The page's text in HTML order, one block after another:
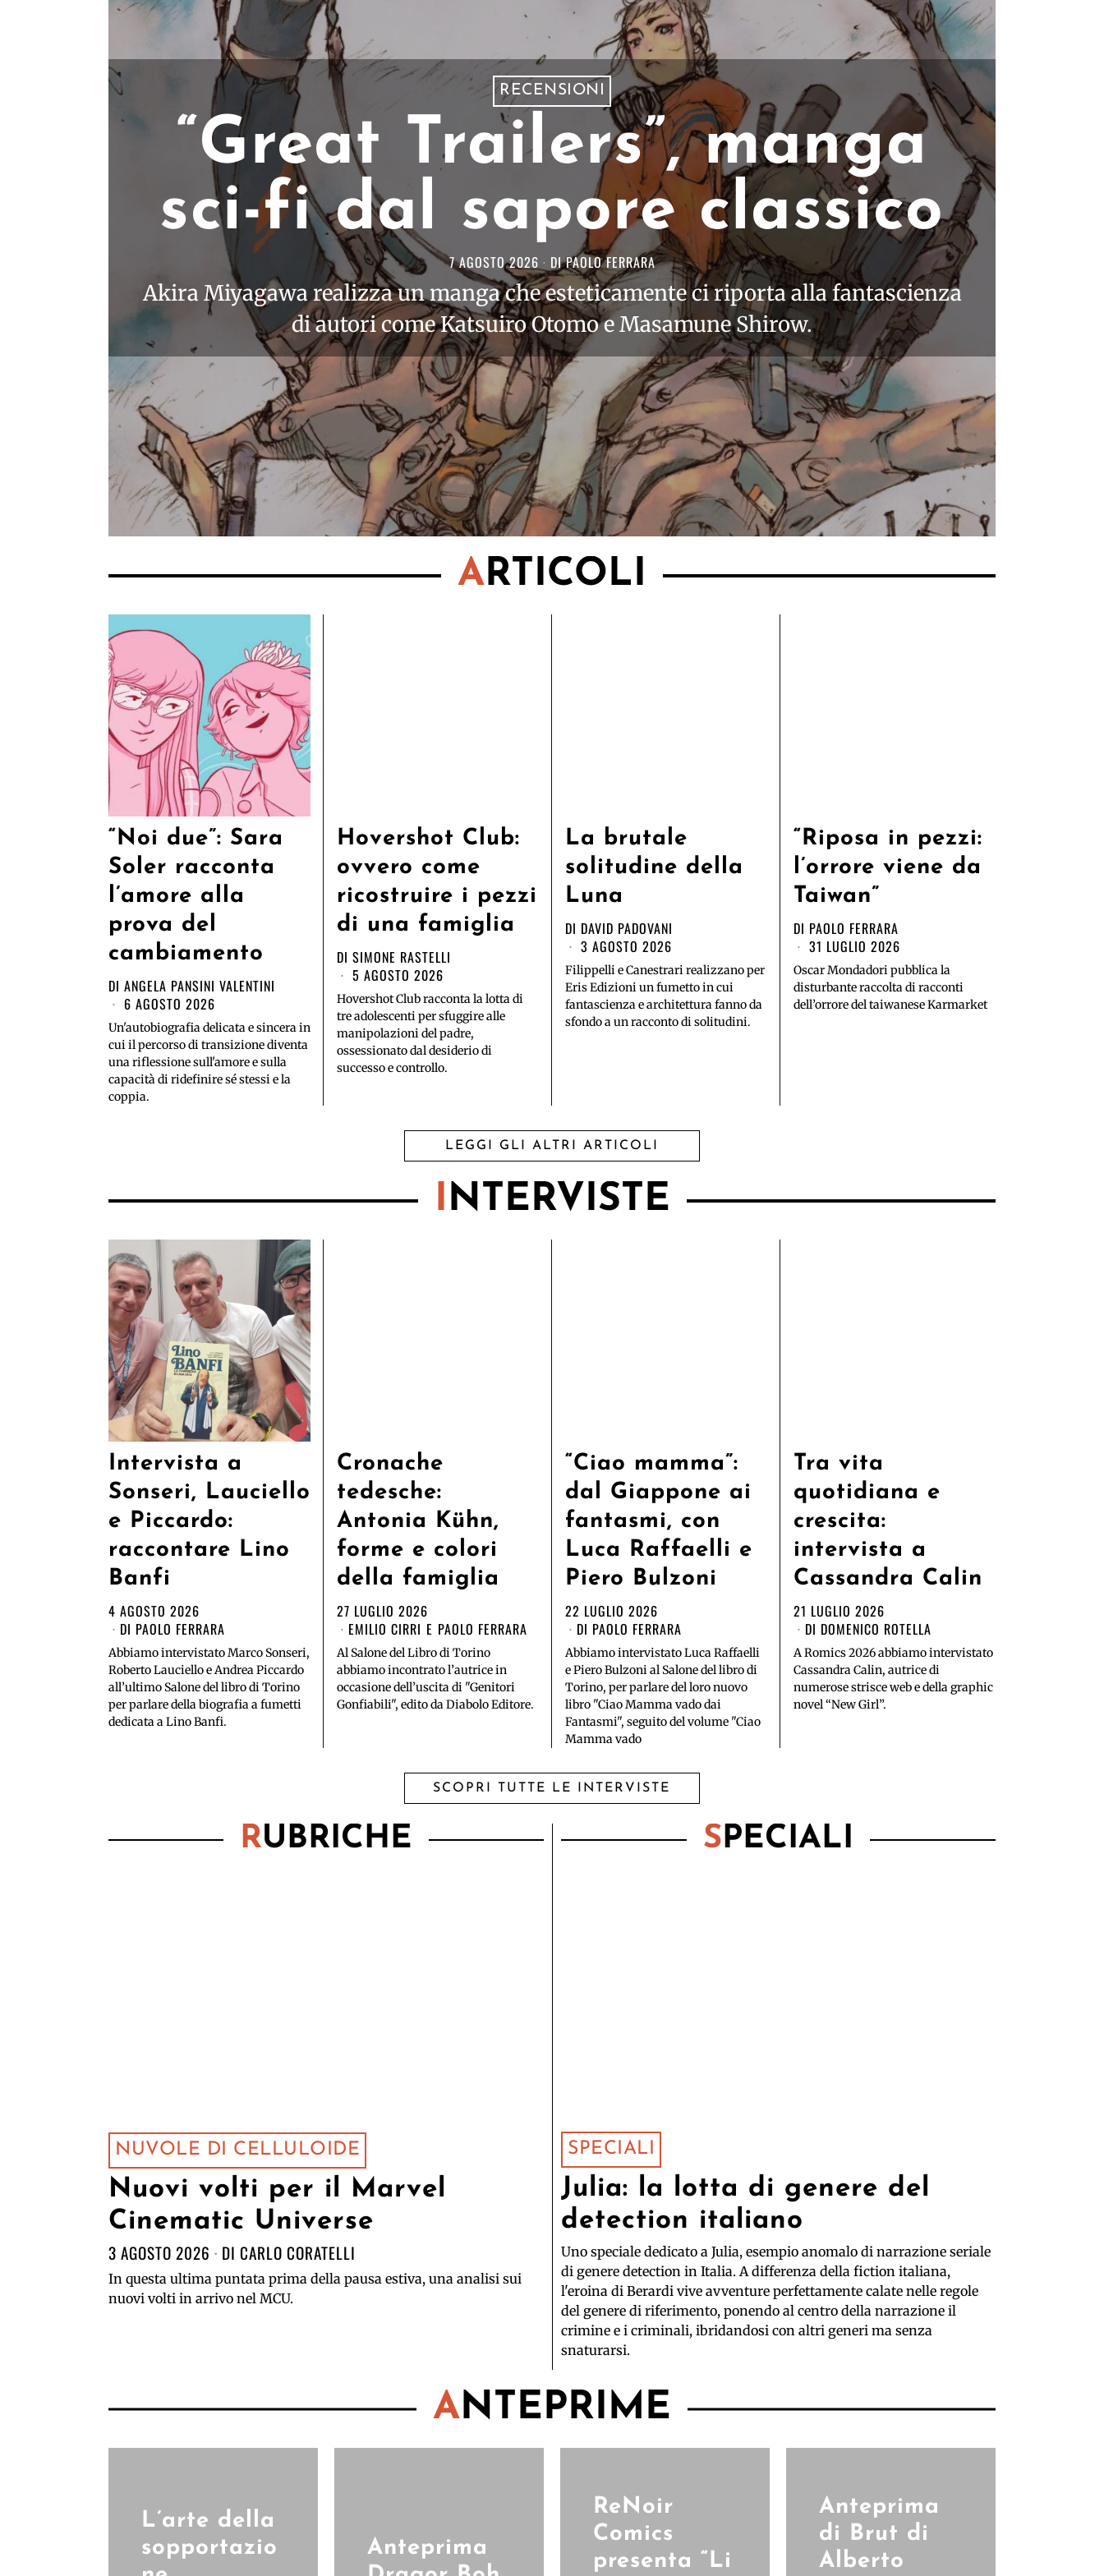
RECENSIONI
“Great Trailers”, manga
sci-fi dal sapore classico
7 AGOSTO 2026 DIPAOLO FERRARA
Akira Miyagawa realizza un manga che esteticamente ci riporta alla fantascienza
di autori come Katsuiro Otomo e Masamune Shirow.
ARTICOLI
“Noi due”: Sara
Soler racconta
l’amore alla
prova del
cambiamento
DI ANGELA PANSINI VALENTINI
6 AGOSTO 2026
Un'autobiografia delicata e sincera in
cui il percorso di transizione diventa
una riflessione sull'amore e sulla
capacità di ridefinire sé stessi e la
coppia.
Hovershot Club:
ovvero come
ricostruire i pezzi
di una famiglia
DI SIMONE RASTELLI
5 AGOSTO 2026
Hovershot Club racconta la lotta di
tre adolescenti per sfuggire alle
manipolazioni del padre,
ossessionato dal desiderio di
successo e controllo.
La brutale
solitudine della
Luna
DI DAVID PADOVANI
3 AGOSTO 2026
Filippelli e Canestrari realizzano per
Eris Edizioni un fumetto in cui
fantascienza e architettura fanno da
sfondo a un racconto di solitudini.
“Riposa in pezzi:
l’orrore viene da
Taiwan”
DI PAOLO FERRARA
31 LUGLIO 2026
Oscar Mondadori pubblica la
disturbante raccolta di racconti
dell’orrore del taiwanese Karmarket
LEGGI GLI ALTRI ARTICOLI
INTERVISTE
Intervista a
Sonseri, Lauciello
e Piccardo:
raccontare Lino
Banfi
4 AGOSTO 2026
DI PAOLO FERRARA
Abbiamo intervistato Marco Sonseri,
Roberto Lauciello e Andrea Piccardo
all’ultimo Salone del libro di Torino
per parlare della biografia a fumetti
dedicata a Lino Banfi.
Cronache
tedesche:
Antonia Kühn,
forme e colori
della famiglia
27 LUGLIO 2026
EMILIO CIRRI E PAOLO FERRARA
Al Salone del Libro di Torino
abbiamo incontrato l’autrice in
occasione dell’uscita di "Genitori
Gonfiabili", edito da Diabolo Editore.
“Ciao mamma”:
dal Giappone ai
fantasmi, con
Luca Raffaelli e
Piero Bulzoni
22 LUGLIO 2026
DI PAOLO FERRARA
Abbiamo intervistato Luca Raffaelli
e Piero Bulzoni al Salone del libro di
Torino, per parlare del loro nuovo
libro "Ciao Mamma vado dai
Fantasmi", seguito del volume "Ciao
Mamma vado
Tra vita
quotidiana e
crescita:
intervista a
Cassandra Calin
21 LUGLIO 2026
DI DOMENICO ROTELLA
A Romics 2026 abbiamo intervistato
Cassandra Calin, autrice di
numerose strisce web e della graphic
novel “New Girl”.
SCOPRI TUTTE LE INTERVISTE
RUBRICHE
NUVOLE DI CELLULOIDE
Nuovi volti per il Marvel
Cinematic Universe
3 AGOSTO 2026 DI CARLO CORATELLI
In questa ultima puntata prima della pausa estiva, una analisi sui
nuovi volti in arrivo nel MCU.
SPECIALI
SPECIALI
Julia: la lotta di genere del
detection italiano
Uno speciale dedicato a Julia, esempio anomalo di narrazione seriale
di genere detection in Italia. A differenza della fiction italiana,
l'eroina di Berardi vive avventure perfettamente calate nelle regole
del genere di riferimento, ponendo al centro della narrazione il
crimine e i criminali, ibridandosi con altri generi ma senza
snaturarsi.
ANTEPRIME
L’arte della
sopportazio
Anteprima
ReNoir
Comics
presenta “Li
Anteprima
di Brut di
Alberto